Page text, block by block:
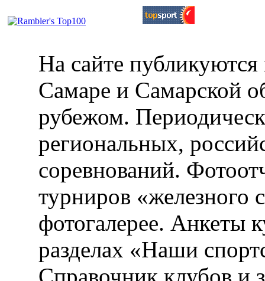
На сайте публикуются
Самаре и Самарской
рубежом.
региональных,
соревнований.
турниров «железного
фотогалерее. Анкеты
разделах «Наши
Справочник клубов и